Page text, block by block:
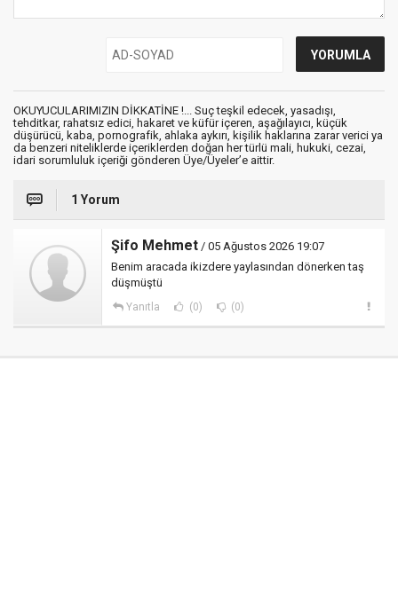
OKUYUCULARIMIZIN DİKKATİNE !... Suç teşkil edecek, yasadışı,
tehditkar, rahatsız edici, hakaret ve küfür içeren, aşağılayıcı, küçük
düşürücü, kaba, pornografik, ahlaka aykırı, kişilik haklarına zarar verici ya
da benzeri niteliklerde içeriklerden doğan her türlü mali, hukuki, cezai,
idari sorumluluk içeriği gönderen Üye/Üyeler’e aittir.
1 Yorum
Şifo Mehmet / 05 Ağustos 2026 19:07
Benim aracada ikizdere yaylasından dönerken taş
düşmüştü
Yanıtla (0) (0)